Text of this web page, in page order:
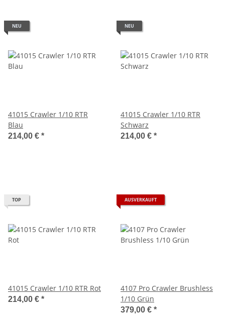
NEU
41015 Crawler 1/10 RTR
Blau
214,00 € *
NEU
41015 Crawler 1/10 RTR
Schwarz
214,00 € *
TOP
41015 Crawler 1/10 RTR Rot
214,00 € *
AUSVERKAUFT
4107 Pro Crawler Brushless
1/10 Grün
379,00 € *